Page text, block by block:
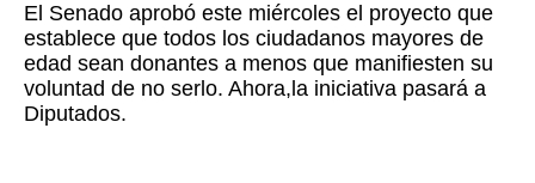
El Senado aprobó este miércoles el proyecto que
establece que todos los ciudadanos mayores de
edad sean donantes a menos que manifiesten su
voluntad de no serlo. Ahora,la iniciativa pasará a
Diputados.